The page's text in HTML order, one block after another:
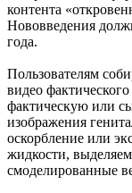
контента
Нововведения
года.
Пользователям
видео
фактическую или
изображения
оскорбление или
жидкости,
смоделированные